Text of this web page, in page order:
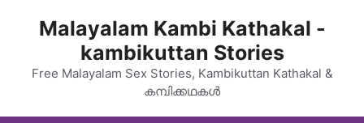
Malayalam Kambi Kathakal -
kambikuttan Stories
Free Malayalam Sex Stories, Kambikuttan Kathakal &
കമ്പിക്കഥകൾ